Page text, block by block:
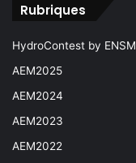
Rubriques
HydroContest by ENSM
AEM2025
AEM2024
AEM2023
AEM2022